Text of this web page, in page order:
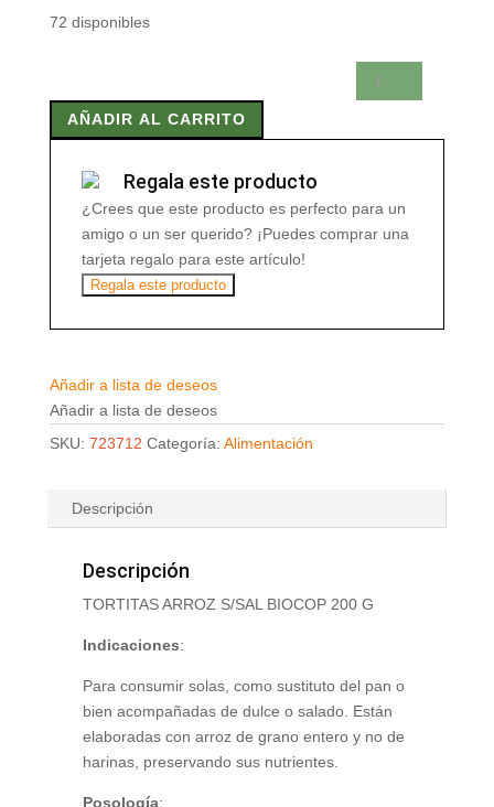
72 disponibles
ARROZ
S/SAL
cantidad
AÑADIR AL CARRITO
Regala este producto
¿Crees que este producto es perfecto para un
amigo o un ser querido? ¡Puedes comprar una
tarjeta regalo para este artículo!
Regala este producto
Añadir a lista de deseos
Añadir a lista de deseos
SKU: 723712 Categoría: Alimentación
Descripción
Descripción
TORTITAS ARROZ S/SAL BIOCOP 200 G
Indicaciones:
Para consumir solas, como sustituto del pan o
bien acompañadas de dulce o salado. Están
elaboradas con arroz de grano entero y no de
harinas, preservando sus nutrientes.
Posología: